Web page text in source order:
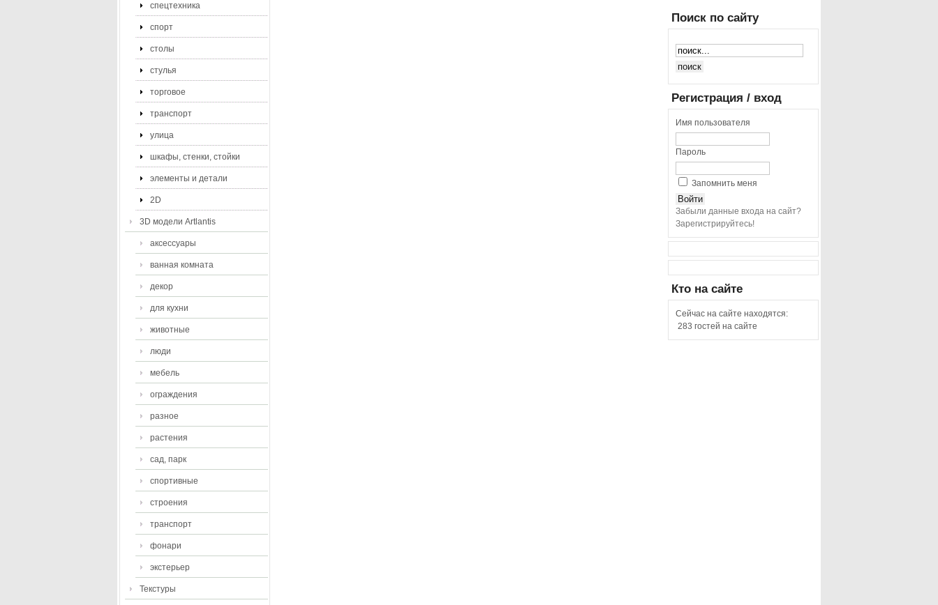
спецтехника
спорт
столы
стулья
торговое
транспорт
улица
шкафы, стенки, стойки
элементы и детали
2D
3D модели Artlantis
аксессуары
ванная комната
декор
для кухни
животные
люди
мебель
ограждения
разное
растения
сад, парк
спортивные
строения
транспорт
фонари
экстерьер
Текстуры
Поиск по сайту
Регистрация / вход
Имя пользователя
Пароль
Запомнить меня
Забыли данные входа на сайт?
Зарегистрируйтесь!
Кто на сайте
Сейчас на сайте находятся:
283 гостей на сайте